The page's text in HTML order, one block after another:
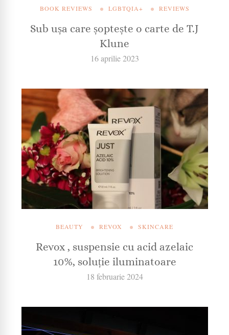
BOOK REVIEWS LGBTQIA+ REVIEWS
Sub ușa care șoptește o carte de T.J
Klune
16 aprilie 2023
BEAUTY REVOX SKINCARE
Revox , suspensie cu acid azelaic
10%, soluție iluminatoare
18 februarie 2024